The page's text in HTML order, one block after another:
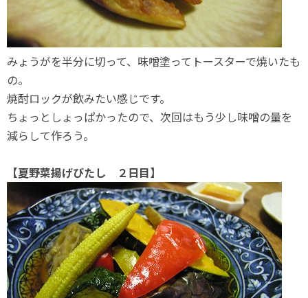
みょうがを半分に切って、味噌塗ってトースターで焼いたも
の。
焼酎ロックが飲みたい感じです。
ちょっとしょっぱかったので、次回はもう少し味噌の量を
減らして作ろう。
【夏野菜揚げびたし ２日目】